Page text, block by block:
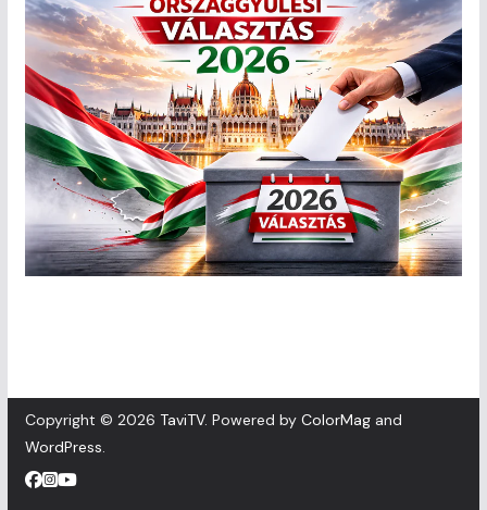
Copyright © 2026 TaviTV. Powered by ColorMagand
WordPress.